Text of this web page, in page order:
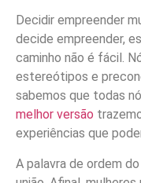
Decidir empreender
decide empreender,
caminho não é fácil.
estereótipos e
sabemos que todas
melhor versão
experiências que
A palavra de ordem